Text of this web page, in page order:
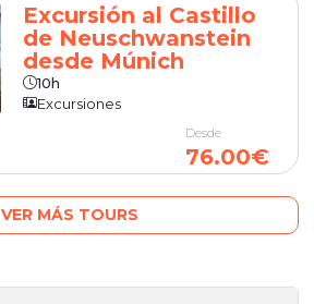
Excursión al Castillo
de Neuschwanstein
desde Múnich
10h
Excursiones
Desde
76.00€
VER MÁS TOURS